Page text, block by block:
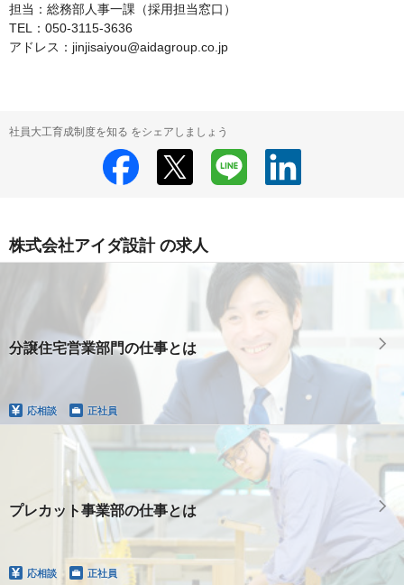
担当：総務部人事一課（採用担当窓口）
TEL：050-3115-3636
アドレス：jinjisaiyou@aidagroup.co.jp
社員大工育成制度を知る をシェアしましょう
株式会社アイダ設計 の求人
分譲住宅営業部門の仕事とは
応相談 正社員
プレカット事業部の仕事とは
応相談 正社員